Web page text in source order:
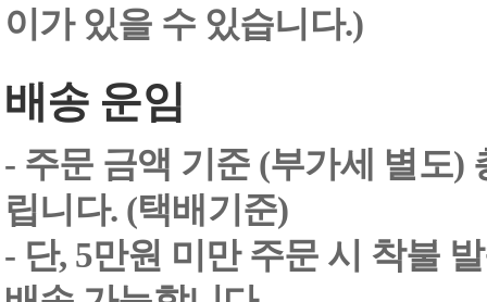
이가 있을 수 있습니다.)
배송 운임
- 주문 금액 기준 (부가세 별도)
립니다. (택배기준)
- 단, 5만원 미만 주문 시 착불